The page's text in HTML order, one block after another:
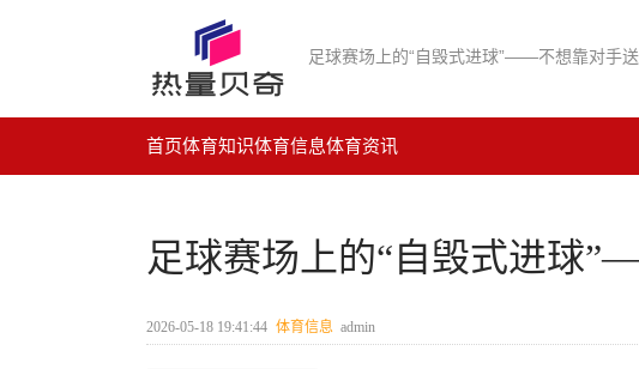
足球赛场上的“自毁式进球”——不想靠对手送
首页体育知识体育信息体育资讯
足球赛场上的“自毁式进球
2026-05-18 19:41:44 体育信息 admin